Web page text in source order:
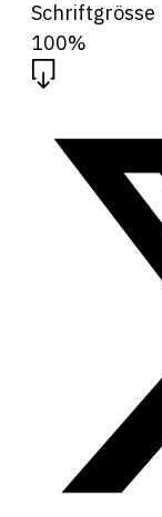
Schriftgrösse
100%